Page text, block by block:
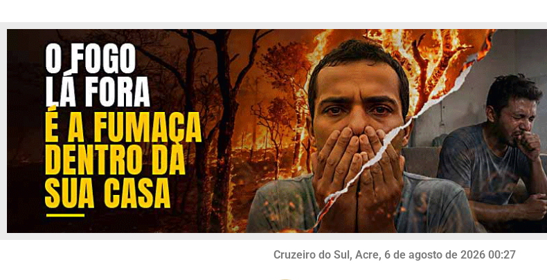
Cruzeiro do Sul, Acre, 6 de agosto de 2026 00:27